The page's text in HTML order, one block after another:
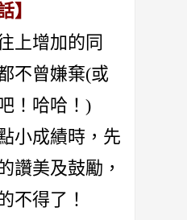
】
上增加的同
不曾嫌棄(或
！哈哈！)
小成績時，先
讚美及鼓勵，
不得了！